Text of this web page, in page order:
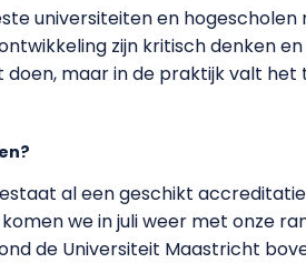
universiteiten en
zijn kritisch denken
maar in de praktijk valt
al een geschikt
we in juli weer met onze
de Universiteit Maastricht